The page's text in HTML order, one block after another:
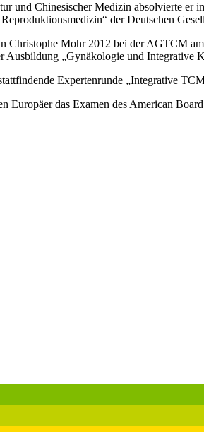
und Chinesischer Medizin absolvierte
der Deutschen
Christophe Mohr 2012 bei der AGTCM
Ausbildung „Gynäkologie und Integrative
Expertenrunde „Integrative
Europäer das Examen des American